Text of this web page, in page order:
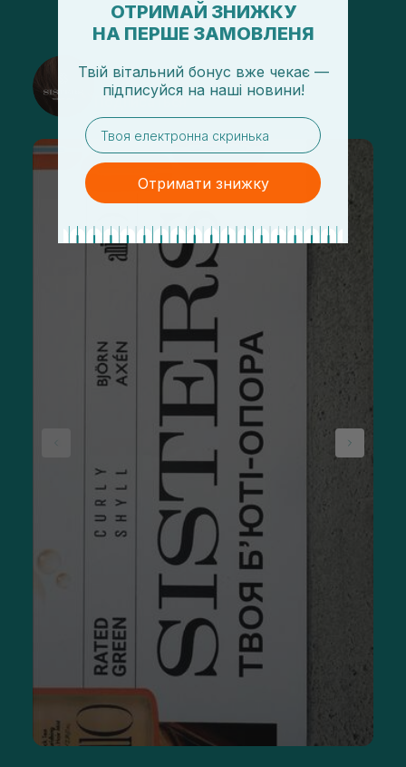
@sisters_stelmakh в Instagram
Подписаться
ОТРИМАЙ ЗНИЖКУ
НА ПЕРШЕ ЗАМОВЛЕНЯ
Твій вітальний бонус вже чекає —
підписуйся на наші новини!
email
Отримати знижку